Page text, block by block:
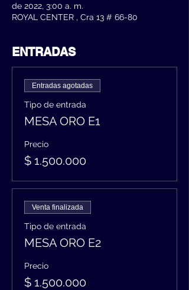
de 2022, 3:00 a. m.
ROYAL CENTER , Cra 13 # 66-80
ENTRADAS
Entradas agotadas
Tipo de entrada
MESA ORO E1
Precio
$ 1.500.000
Venta finalizada
Tipo de entrada
MESA ORO E2
Precio
$ 1.500.000